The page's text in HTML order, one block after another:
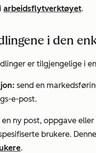
arbeidsflytverktøyet.
i den
er tilgjengelige i
send en
e-post.
ny post, oppgave
brukere.
.